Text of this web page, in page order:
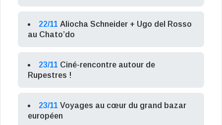
22/11 Aliocha Schneider + Ugo del Rosso
au Chato’do
23/11 Ciné-rencontre autour de
Rupestres !
23/11 Voyages au cœur du grand bazar
européen